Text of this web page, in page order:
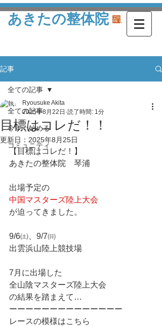
あきたの整体院
記事
全ての記事
今すぐ始める
コミュニティ
全ての記事
目標はコレだ！！
Ryousuke Akita
2025年8月22日 読了時間: 1分
更新日： 2025年8月25日
【目標はコレだ！】
あきたの整体院　琴浦
出場予定の
中国マスターズ陸上大会
が迫ってきました。
9/6㈯、9/7㈰
出雲浜山陸上競技場
7月に出場した
全山陰マスターズ陸上大会
の結果を踏まえて…
ーーーーーーーーーーーーーー
レースの模様はこちら